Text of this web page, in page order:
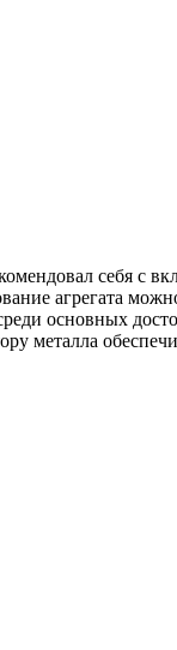
себя с
агрегата можно
основных
металла